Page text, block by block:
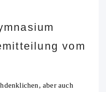
vom
aber auch